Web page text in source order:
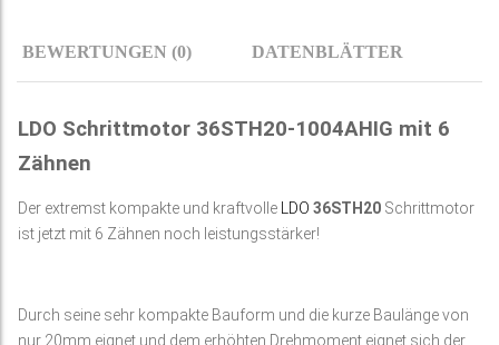
BEWERTUNGEN (0) DATENBLÄTTER
LDO Schrittmotor 36STH20-1004AHIG mit 6
Zähnen
Der extremst kompakte und kraftvolle LDO 36STH20 Schrittmotor
ist jetzt mit 6 Zähnen noch leistungsstärker!
Durch seine sehr kompakte Bauform und die kurze Baulänge von
nur 20mm eignet und dem erhöhten Drehmoment eignet sich der